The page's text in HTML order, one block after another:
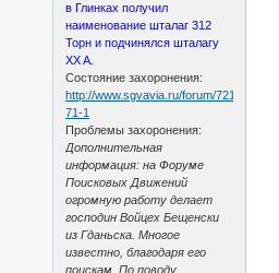
в Глинках получил
наименование шталаг 312
Торн и подчинялся шталагу
XX A.
Состояние захоронения:
http://www.sgvavia.ru/forum/721-
71-1
Проблемы захоронения:
Дополнительная
информация: на Форуме
Поисковых Движений
огромную работу делает
господин Войцех Бещенски
из Гданьска. Многое
известно, благодаря его
поискам. По поводу